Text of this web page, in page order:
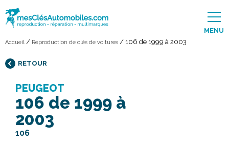
MENU
Accueil / Reproduction de clés de voitures / 106 de 1999 à 2003
RETOUR
PEUGEOT
106 de 1999 à
2003
106